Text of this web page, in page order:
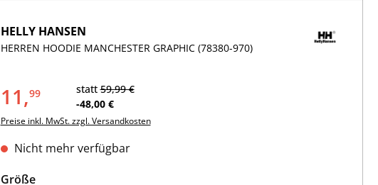
HELLY HANSEN
HERREN HOODIE MANCHESTER GRAPHIC (78380-970)
11,99 statt59,99 €
-48,00 €
Preise inkl. MwSt. zzgl. Versandkosten
Nicht mehr verfügbar
Größeauswählen